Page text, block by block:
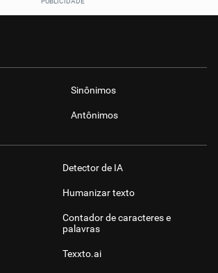
Sinônimos
Antônimos
Detector de IA
Humanizar texto
Contador de caracteres e
palavras
Texxto.ai